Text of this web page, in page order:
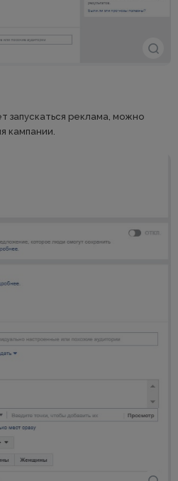
запускаться реклама, можно
кампании.